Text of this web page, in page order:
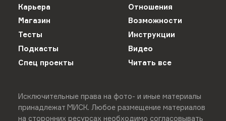
Карьера
Отношения
Магазин
Возможности
Тесты
Инструкции
Подкасты
Видео
Спец проекты
Читать все
Исключительные права на фото- и иные материалы
принадлежат МИСК. Любое размещение материалов
на сторонних ресурсах необходимо согласовывать